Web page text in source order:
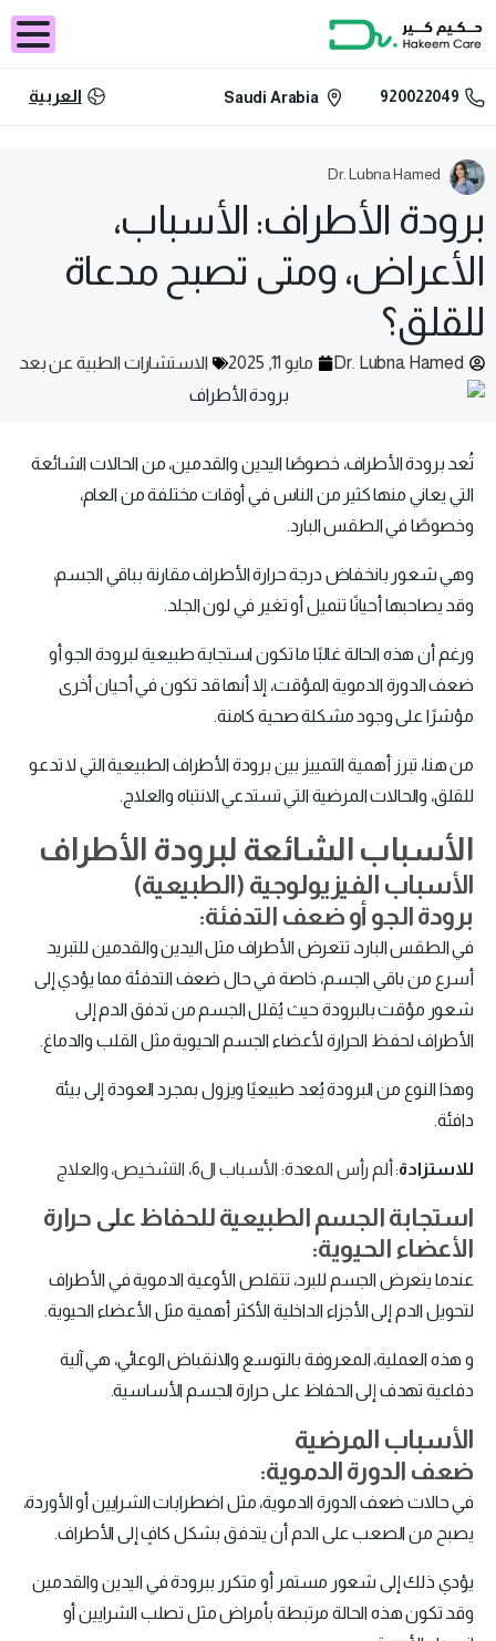
920022049
Saudi Arabia العربية
Dr. Lubna Hamed
برودة الأطراف: الأسباب،
الأعراض، ومتى تصبح مدعاة
للقلق؟
Dr. Lubna Hamed مايو 11, 2025 الاستشارات الطبية عن بعد
تُعد برودة الأطراف، خصوصًا اليدين والقدمين، من الحالات الشائعة
التي يعاني منها كثير من الناس في أوقات مختلفة من العام،
وخصوصًا في الطقس البارد.
وهي شعور بانخفاض درجة حرارة الأطراف مقارنة بباقي الجسم،
وقد يصاحبها أحيانًا تنميل أو تغير في لون الجلد.
ورغم أن هذه الحالة غالبًا ما تكون استجابة طبيعية لبرودة الجو أو
ضعف الدورة الدموية المؤقت، إلا أنها قد تكون في أحيان أخرى
مؤشرًا على وجود مشكلة صحية كامنة.
من هنا، تبرز أهمية التمييز بين برودة الأطراف الطبيعية التي لا تدعو
للقلق، والحالات المرضية التي تستدعي الانتباه والعلاج.
الأسباب الشائعة لبرودة الأطراف
الأسباب الفيزيولوجية (الطبيعية)
برودة الجو أو ضعف التدفئة:
في الطقس البارد، تتعرض الأطراف مثل اليدين والقدمين للتبريد
أسرع من باقي الجسم، خاصة في حال ضعف التدفئة مما يؤدي إلى
شعور مؤقت بالبرودة حيث يُقلل الجسم من تدفق الدم إلى
الأطراف لحفظ الحرارة لأعضاء الجسم الحيوية مثل القلب والدماغ.
وهذا النوع من البرودة يُعد طبيعيًا ويزول بمجرد العودة إلى بيئة
دافئة.
للاستزادة:ألم رأس المعدة: الأسباب ال6، التشخيص، والعلاج
استجابة الجسم الطبيعية للحفاظ على حرارة
الأعضاء الحيوية:
عندما يتعرض الجسم للبرد، تتقلص الأوعية الدموية في الأطراف
لتحويل الدم إلى الأجزاء الداخلية الأكثر أهمية مثل الأعضاء الحيوية.
و هذه العملية، المعروفة بالتوسع والانقباض الوعائي، هي آلية
دفاعية تهدف إلى الحفاظ على حرارة الجسم الأساسية.
الأسباب المرضية
ضعف الدورة الدموية:
في حالات ضعف الدورة الدموية، مثل اضطرابات الشرايين أو الأوردة،
يصبح من الصعب على الدم أن يتدفق بشكل كافٍ إلى الأطراف.
يؤدي ذلك إلى شعور مستمر أو متكرر ببرودة في اليدين والقدمين
وقد تكون هذه الحالة مرتبطة بأمراض مثل تصلب الشرايين أو